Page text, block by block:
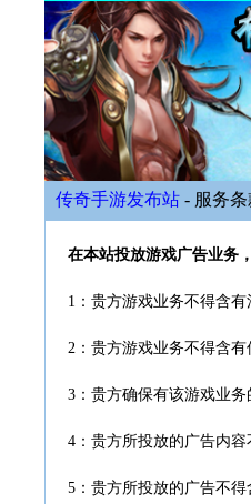
传奇手游发布站 - 服务条
在本站投放游戏广告业务
1：贵方游戏业务不得含
2：贵方游戏业务不得含有
3：贵方确保有该游戏业务
4：贵方所投放的广告内
5：贵方所投放的广告不